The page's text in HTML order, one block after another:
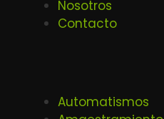
Nosotros
Contacto
Automatismos